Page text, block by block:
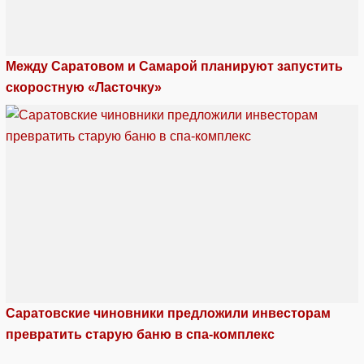
Между Саратовом и Самарой планируют запустить
скоростную «Ласточку»
Саратовские чиновники предложили инвесторам
превратить старую баню в спа-комплекс